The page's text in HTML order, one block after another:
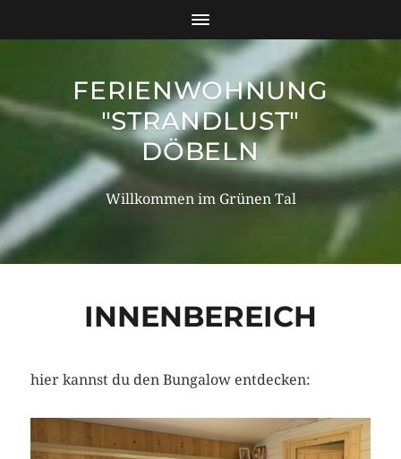
FERIENWOHNUNG
"STRANDLUST"
DÖBELN
Willkommen im Grünen Tal
INNENBEREICH
hier kannst du den Bungalow entdecken: